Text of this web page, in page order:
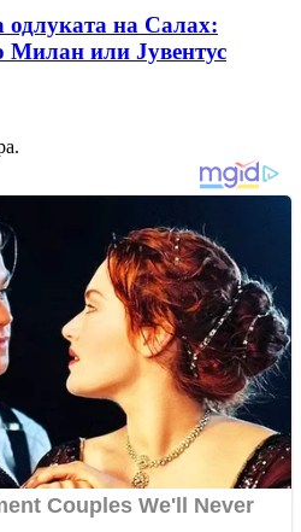
одлуката на Салах:
Милан или Јувентус